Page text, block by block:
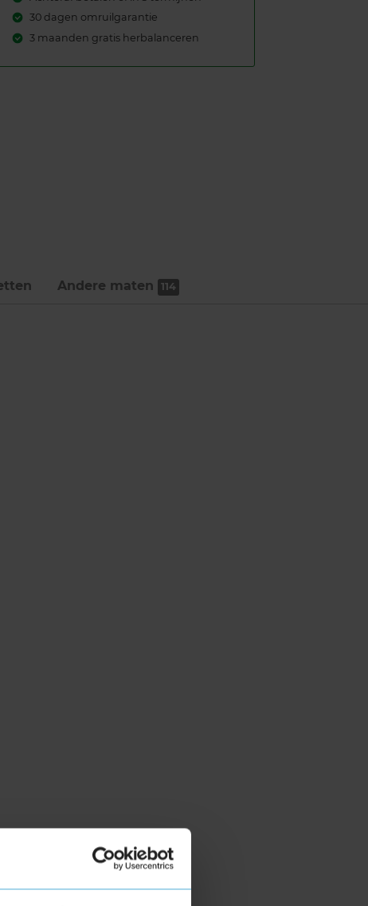
30 dagen omruilgarantie
3 maanden gratis herbalanceren
Andere maten 114